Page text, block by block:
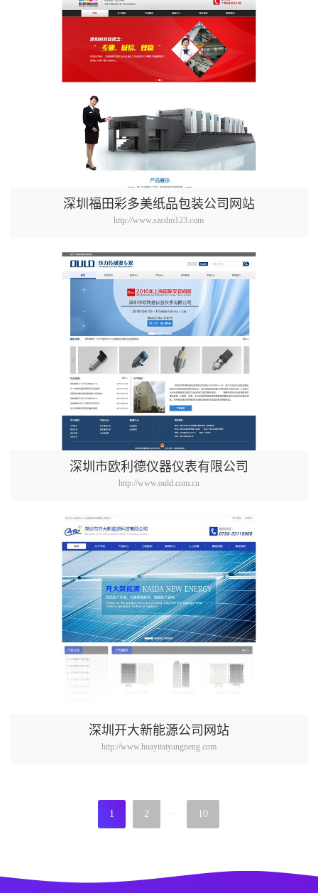
深圳福田彩多美纸品包装公司网站
http://www.szcdm123.com
深圳市欧利德仪器仪表有限公司
http://www.ould.com.cn
深圳开大新能源公司网站
http://www.huayitaiyangneng.com
1 2 ··· 10